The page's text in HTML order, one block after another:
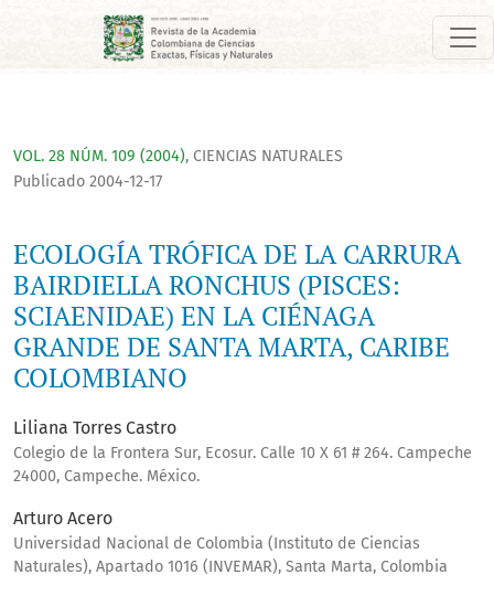
ECOLOGÍA TRÓFICA DE LA CARRURA BAIRDIELLA RONCHUS
VOL. 28 NÚM. 109 (2004), CIENCIAS NATURALES
ECOLOGÍA TRÓFICA DE LA CARRURA
BAIRDIELLA RONCHUS (PISCES:
SCIAENIDAE) EN LA CIÉNAGA
GRANDE DE SANTA MARTA, CARIBE
COLOMBIANO
Publicado 2004-12-17
Liliana Torres Castro
Colegio de la Frontera Sur, Ecosur. Calle 10 X 61 # 264. Campeche
24000, Campeche. México.
Arturo Acero
Universidad Nacional de Colombia (Instituto de Ciencias
Naturales), Apartado 1016 (INVEMAR), Santa Marta, Colombia